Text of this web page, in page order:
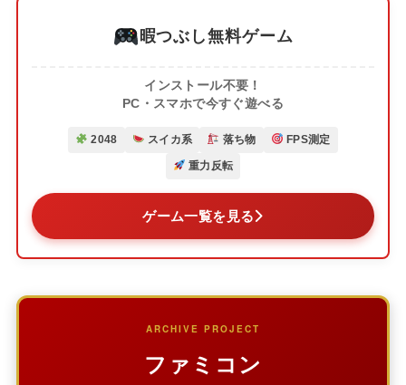
暇つぶし無料ゲーム
インストール不要！
PC・スマホで今すぐ遊べる
2048 スイカ系 落ち物 FPS測定
重力反転
ゲーム一覧を見る
ARCHIVE PROJECT
ファミコン